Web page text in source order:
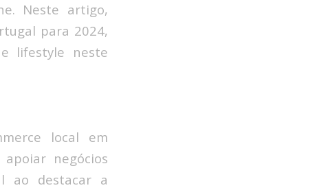
Neste artigo,
para 2024,
lifestyle neste
local em
negócios
ao destacar a